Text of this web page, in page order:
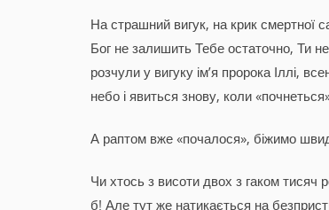
На страшний вигук, на крик смертної
Бог не залишить Тебе остаточно, Ти
розчули у вигуку ім’я пророка Іллі,
небо і явиться знову, коли
А раптом вже «почалося», біжимо
Чи хтось з висоти двох з гаком тисяч
б! Але тут же натикається на